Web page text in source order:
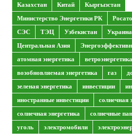
Казахстан
Китай
Кыргызстан
Министерство Энергетики РК
СЭС
ТЭЦ Узбекистан Украина
Центральная Азия
атомная энергетика
ветроэнергетика
возобновляемая энергетика
газ
зеленая энергетика
инвестиции
иностранные инвестиции
солнечная
солнечная энергетика
солнечные
уголь
электромобили